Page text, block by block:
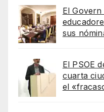
El
sus
El PSOE
cuarta
el